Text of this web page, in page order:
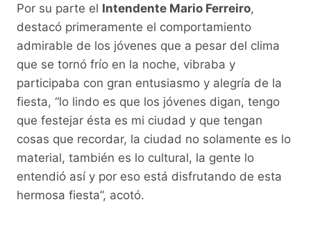
Por su parte el Intendente Mario Ferreiro,
destacó primeramente el comportamiento
admirable de los jóvenes que a pesar del clima
que se tornó frío en la noche, vibraba y
participaba con gran entusiasmo y alegría de la
fiesta, “lo lindo es que los jóvenes digan, tengo
que festejar ésta es mi ciudad y que tengan
cosas que recordar, la ciudad no solamente es lo
material, también es lo cultural, la gente lo
entendió así y por eso está disfrutando de esta
hermosa fiesta”, acotó.